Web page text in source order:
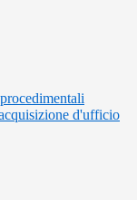
d'ufficio